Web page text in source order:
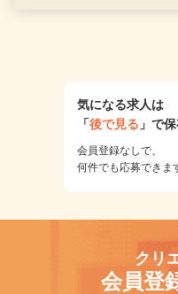
気になる求人は
「後で見る 」で保
会員登録なしで、
何件でも応募できま
クリ
会員登